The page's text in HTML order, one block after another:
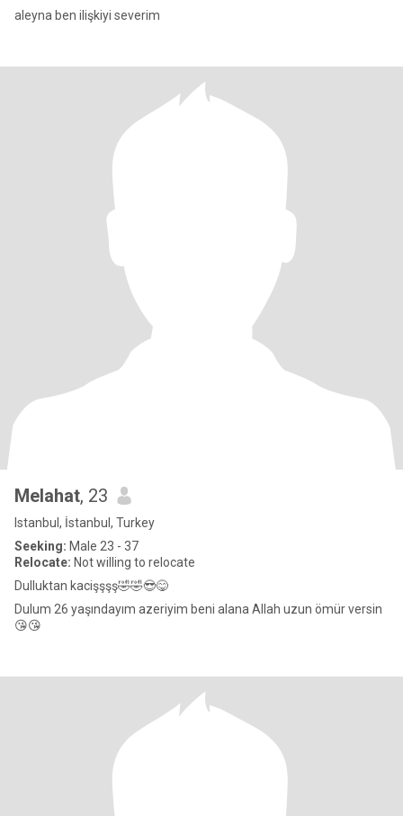
aleyna ben ilişkiyi severim
Melahat, 23
Istanbul, İstanbul, Turkey
Seeking: Male 23 - 37
Relocate: Not willing to relocate
Dulluktan kacişşşş🤣🤣😎😋
Dulum 26 yaşındayım azeriyim beni alana Allah uzun ömür versin
😘😘